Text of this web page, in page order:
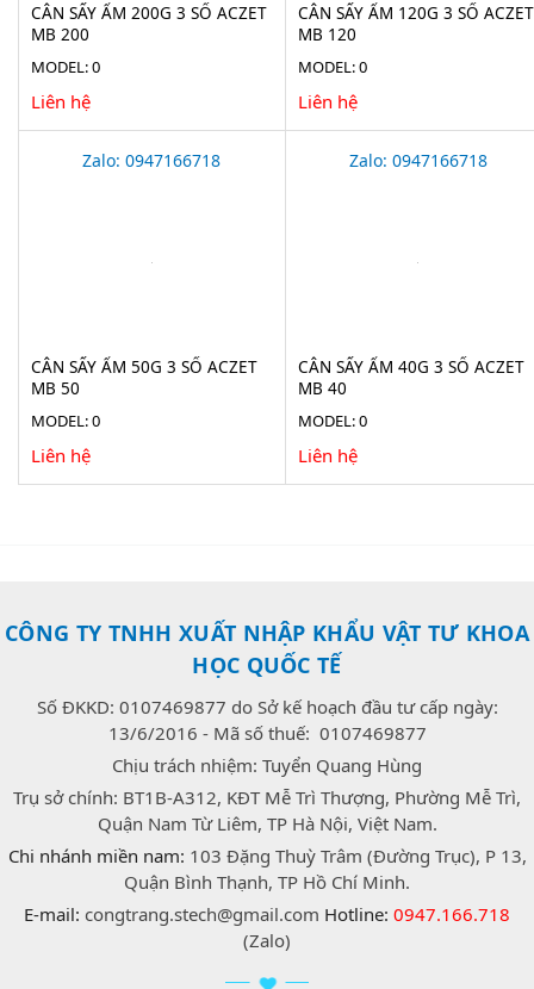
CÂN SẤY ẨM 200G 3 SỐ ACZET
MB 200
MODEL: 0
Liên hệ
CÂN SẤY ẨM 120G 3 SỐ ACZET
MB 120
MODEL: 0
Liên hệ
Zalo: 0947166718
CÂN SẤY ẨM 50G 3 SỐ ACZET
MB 50
MODEL: 0
Liên hệ
Zalo: 0947166718
CÂN SẤY ẨM 40G 3 SỐ ACZET
MB 40
MODEL: 0
Liên hệ
CÔNG TY TNHH XUẤT NHẬP KHẨU VẬT TƯ KHOA
HỌC QUỐC TẾ
Số ĐKKD: 0107469877 do Sở kế hoạch đầu tư cấp ngày:
13/6/2016 - Mã số thuế: 0107469877
Chịu trách nhiệm: Tuyển Quang Hùng
Trụ sở chính: BT1B-A312, KĐT Mễ Trì Thượng, Phường Mễ Trì,
Quận Nam Từ Liêm, TP Hà Nội, Việt Nam.
Chi nhánh miền nam: 103 Đặng Thuỳ Trâm (Đường Trục), P 13,
Quận Bình Thạnh, TP Hồ Chí Minh.
E-mail: congtrang.stech@gmail.com Hotline: 0947.166.718
(Zalo)